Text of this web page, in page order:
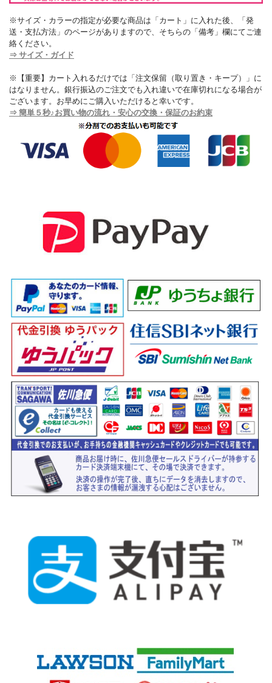
※サイズ・カラーの指定が必要な商品は「カート」に入れた後、「発
送・支払方法」のページがありますので、そちらの「備考」欄にてご連
絡ください。
⇒ サイズ・ガイド
※【重要】カート入れるだけでは「注文保留（取り置き・キープ）」に
はなりません。銀行振込のご注文でも入れ違いで在庫切れになる場合が
ございます。お早めにご購入いただけると幸いです。
⇒ 簡単５秒♪お買い物の流れ・安心の交換・保証のお約束